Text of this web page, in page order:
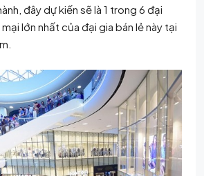
đây dự kiến sẽ là 1 trong 6 đại
lớn nhất của đại gia bán lẻ này tại